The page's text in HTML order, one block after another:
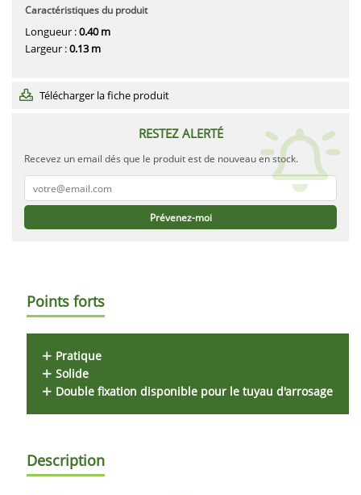
Caractéristiques du produit
Longueur :0.40 m
Largeur :0.13 m
Télécharger la fiche produit
RESTEZ ALERTÉ
Recevez un email dés que le produit est de nouveau en stock.
Prévenez-moi
Points forts
Pratique
Solide
Double fixation disponible pour le tuyau d'arrosage
Description